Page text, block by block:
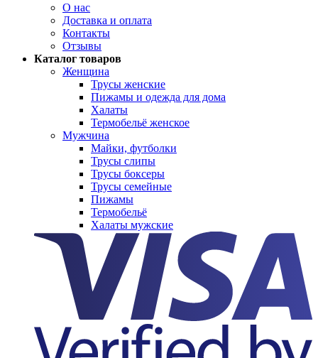
О нас
Доставка и оплата
Контакты
Отзывы
Каталог товаров
Женщина
Трусы женские
Пижамы и одежда для дома
Халаты
Термобельё женское
Мужчина
Майки, футболки
Трусы слипы
Трусы боксеры
Трусы семейные
Пижамы
Термобельё
Халаты мужские